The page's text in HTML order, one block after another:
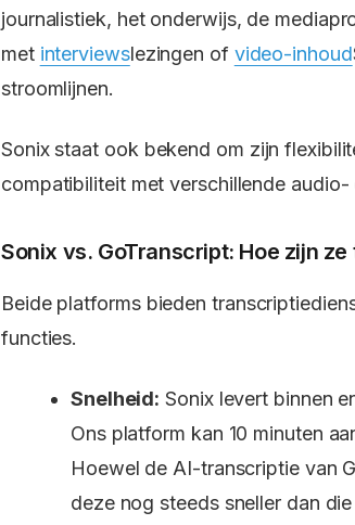
journalistiek, het onderwijs, de
met interviewslezingen of video-inhoud
stroomlijnen.
Sonix staat ook bekend om zijn
compatibiliteit met verschillende audio-
Sonix vs. GoTranscript: Hoe zijn
Beide platforms bieden
functies.
Snelheid: Sonix levert binnen
Ons platform kan 10 minuten
Hoewel de AI-transcriptie van
deze nog steeds sneller dan